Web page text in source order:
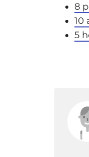
8
10
5